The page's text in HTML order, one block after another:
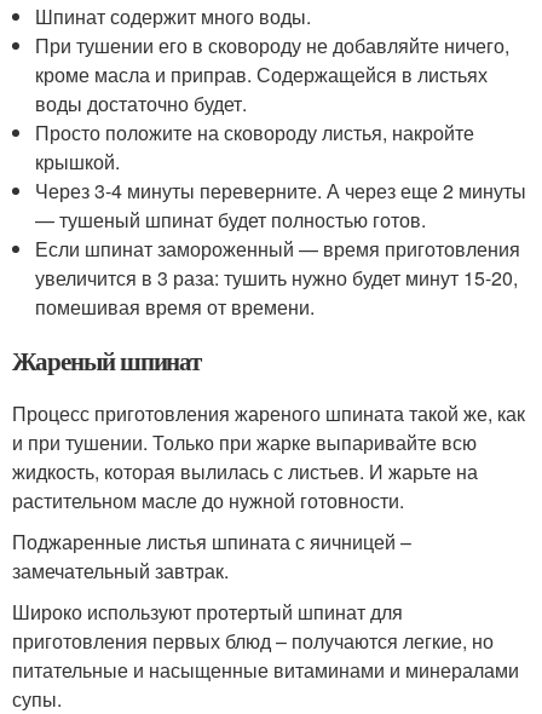
Шпинат содержит много воды.
При тушении его в сковороду не добавляйте ничего,
кроме масла и приправ. Содержащейся в листьях
воды достаточно будет.
Просто положите на сковороду листья, накройте
крышкой.
Через 3-4 минуты переверните. А через еще 2 минуты
— тушеный шпинат будет полностью готов.
Если шпинат замороженный — время приготовления
увеличится в 3 раза: тушить нужно будет минут 15-20,
помешивая время от времени.
Жареный шпинат
Процесс приготовления жареного шпината такой же, как
и при тушении. Только при жарке выпаривайте всю
жидкость, которая вылилась с листьев. И жарьте на
растительном масле до нужной готовности.
Поджаренные листья шпината с яичницей –
замечательный завтрак.
Широко используют протертый шпинат для
приготовления первых блюд – получаются легкие, но
питательные и насыщенные витаминами и минералами
супы.